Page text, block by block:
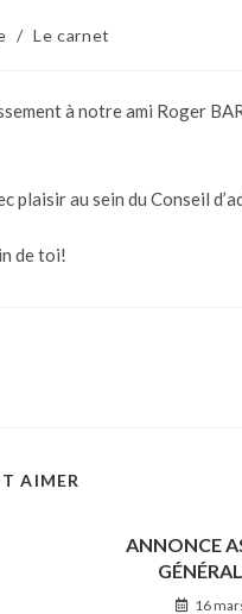
/ Le carnet
à notre ami Roger
plaisir au sein du Conseil
de toi!
AIMER
ANNONCE
16